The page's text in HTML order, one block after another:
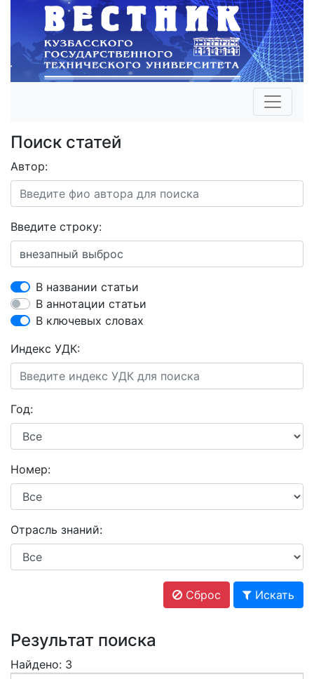
Поиск статей
Автор:
Введите строку:
В названии статьи
В аннотации статьи
В ключевых словах
Индекс УДК:
Год:
Номер:
Отрасль знаний:
Сброс Искать
Результат поиска
Найдено: 3